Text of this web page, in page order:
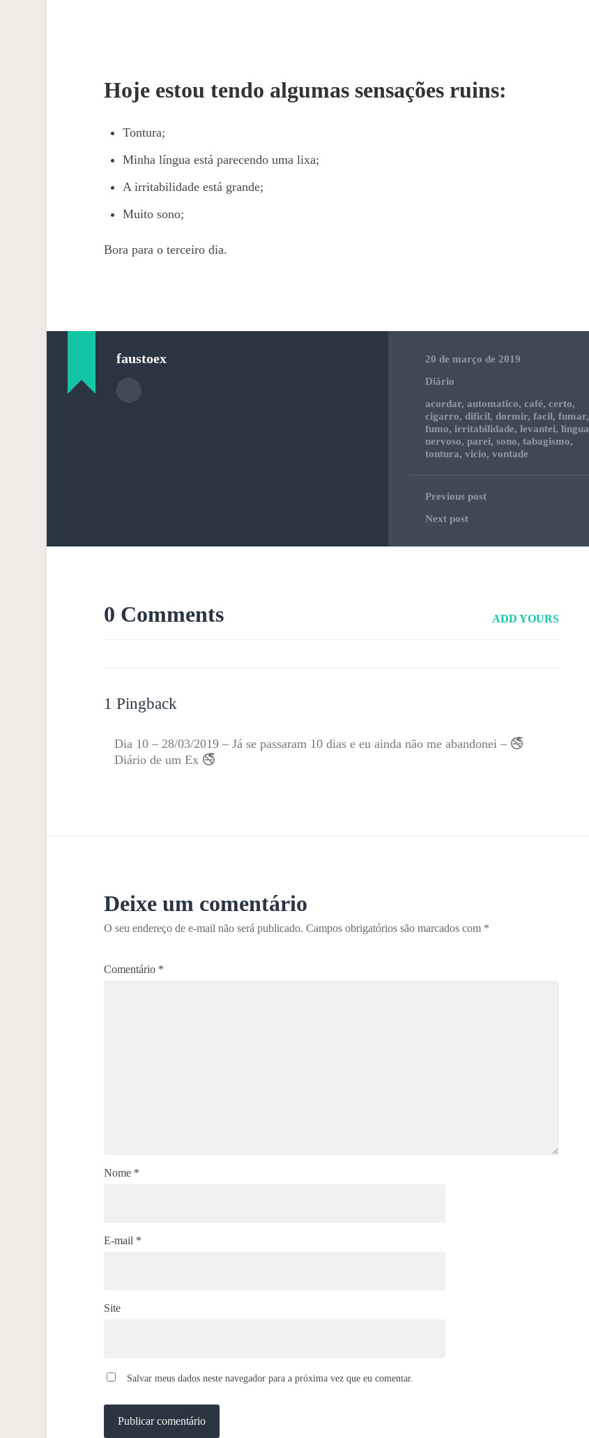
Hoje estou tendo algumas sensações ruins:
Tontura;
Minha língua está parecendo uma lixa;
A irritabilidade está grande;
Muito sono;
Bora para o terceiro dia.
faustoex
20 de março de 2019
Diário
acordar,automatico,café,certo,
cigarro,dificil,dormir,facil,fumar,
fumo,irritabilidade,levantei,lingua
nervoso,parei,sono,tabagismo,
tontura,vicio,vontade
Previous post
Next post
0 Comments ADD YOURS
1 Pingback
Dia 10 – 28/03/2019 – Já se passaram 10 dias e eu ainda não me abandonei – 🚭
Diário de um Ex 🚭
Deixe um comentário
O seu endereço de e-mail não será publicado. Campos obrigatórios são marcados com *
Comentário *
Nome *
E-mail *
Site
Salvar meus dados neste navegador para a próxima vez que eu comentar.